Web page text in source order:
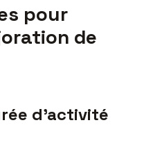
pour
de
d’activité